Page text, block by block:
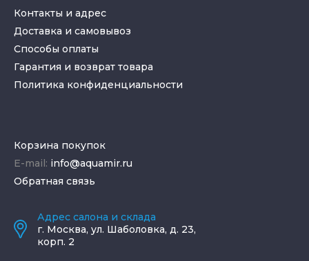
Контакты и адрес
Доставка и самовывоз
Способы оплаты
Гарантия и возврат товара
Политика конфиденциальности
Корзина покупок
E-mail: info@aquamir.ru
Обратная связь
Адрес салона и склада
г. Москва, ул. Шаболовка, д. 23,
корп. 2